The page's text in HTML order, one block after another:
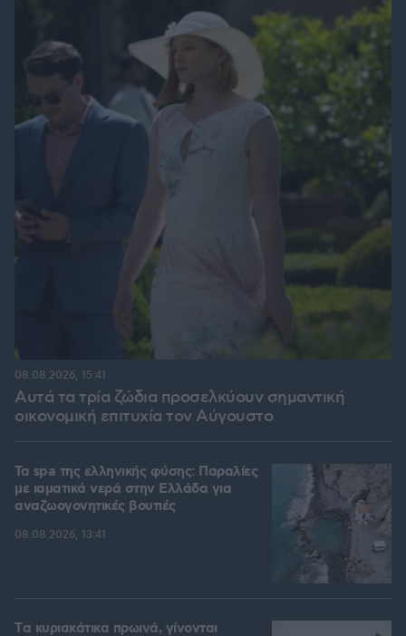
Αυτά τα τρία ζώδια προσελκύουν σημαντική
οικονομική επιτυχία τον Αύγουστο
08.08.2026, 15:41
Τα spa της ελληνικής φύσης: Παραλίες
με ιαματικά νερά στην Ελλάδα για
αναζωογονητικές βουτιές
08.08.2026, 13:41
Tα κυριακάτικα πρωινά, γίνονται